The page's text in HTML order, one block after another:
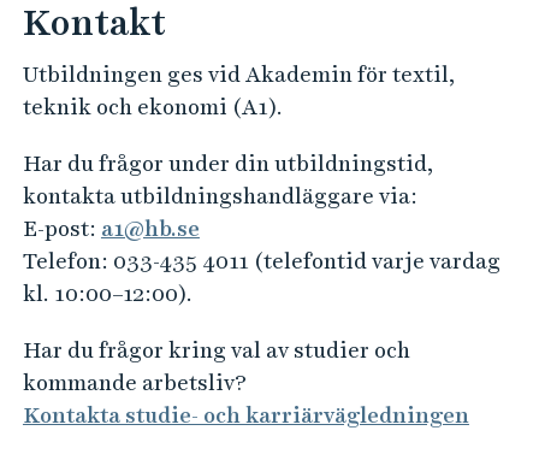
Kontakt
Utbildningen ges vid Akademin för textil,
teknik och ekonomi (A1).
Har du frågor under din utbildningstid,
kontakta utbildningshandläggare via:
E-post: a1@hb.se
Telefon: 033-435 4011 (telefontid varje vardag
kl. 10:00–12:00).
Har du frågor kring val av studier och
kommande arbetsliv?
Kontakta studie- och karriärvägledningen